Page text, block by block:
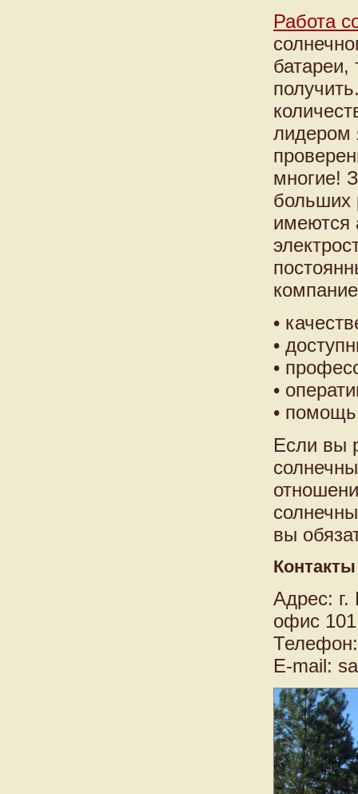
Работа
батареи,
лидером
многие!
больших
имеются
•
•
•
•
•
Если вы
вы
Контакты
Адрес:
офис
E-mail: